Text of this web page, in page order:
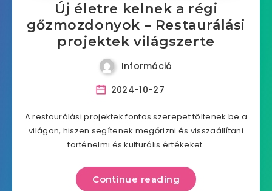
Új életre kelnek a régi
gőzmozdonyok – Restaurálási
projektek világszerte
Információ
2024-10-27
A restaurálási projektek fontos szerepet töltenek be a
világon, hiszen segítenek megőrizni és visszaállítani
történelmi és kulturális értékeket.
Continue reading